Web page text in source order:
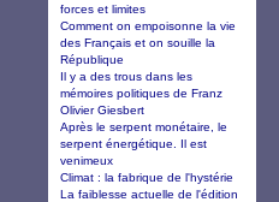
forces et limites
Comment on empoisonne la vie
des Français et on souille la
République
Il y a des trous dans les
mémoires politiques de Franz
Olivier Giesbert
Après le serpent monétaire, le
serpent énergétique. Il est
venimeux
Climat : la fabrique de l'hystérie
La faiblesse actuelle de l'édition